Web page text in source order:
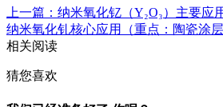
上一篇：纳米氧化钇（Y₂O₃）主要应
纳米氧化钆核心应用（重点：陶瓷涂层
相关阅读
猜您喜欢